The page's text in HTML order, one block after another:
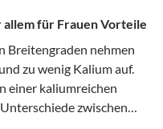
für Frauen Vorteile
Breitengraden nehmen
zu wenig Kalium auf.
einer kaliumreichen
zwischen